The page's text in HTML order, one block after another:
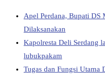
Apel Perdana, Bupati DS
Dilaksanakan
Kapolresta Deli Serdang
lubukpakam
Tugas dan Fungsi Utama